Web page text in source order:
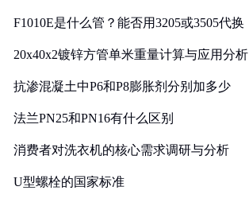
F1010E是什么管？能否用3205或3505代换
20x40x2镀锌方管单米重量计算与应用分析
抗渗混凝土中P6和P8膨胀剂分别加多少
法兰PN25和PN16有什么区别
消费者对洗衣机的核心需求调研与分析
U型螺栓的国家标准